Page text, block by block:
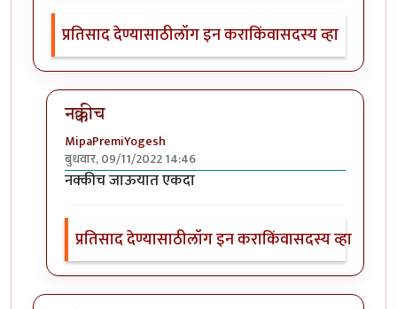
प्रतिसाद देण्यासाठीलॉग इन कराकिंवासदस्य व्हा
नक्कीच
MipaPremiYogesh
बुधवार, 09/11/2022 14:46
In reply toमस्तbyनगरी
नक्कीच जाऊयात एकदा
प्रतिसाद देण्यासाठीलॉग इन कराकिंवासदस्य व्हा